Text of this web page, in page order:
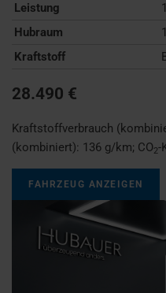
Leistung
Hubraum
Kraftstoff
28.490 €
Kraftstoffverbrauch
(kombiniert): 136 g/km; CO2-
FAHRZEUG ANZEIGEN